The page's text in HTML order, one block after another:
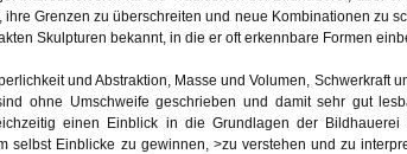
Grenzen zu überschreiten und neue Kombinationen zu
Skulpturen bekannt, in die er oft erkennbare Formen
und Abstraktion, Masse und Volumen, Schwerkraft
ohne Umschweife geschrieben und damit sehr gut
einen Einblick in die Grundlagen der Bildhauerei
selbst Einblicke zu gewinnen, >zu verstehen und zu